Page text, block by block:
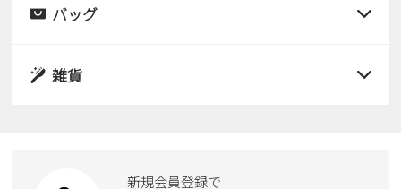
スニーカー
カジュアルシューズ
サンダル
サンダル
バッグ
ボディバッグ
雑貨
新規会員登録で